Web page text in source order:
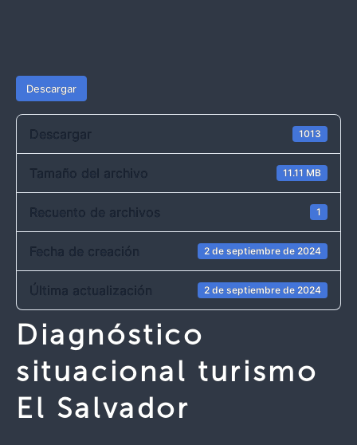
Descargar
Descargar 1013
Tamaño del archivo 11.11 MB
Recuento de archivos 1
Fecha de creación 2 de septiembre de 2024
Última actualización 2 de septiembre de 2024
Diagnóstico
situacional turismo
El Salvador